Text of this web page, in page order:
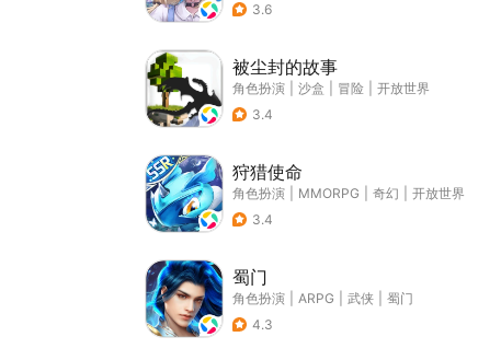
3.6
被尘封的故事
角色扮演 沙盒 冒险
开放世界
3.4
狩猎使命
角色扮演 MMORPG 奇幻
开放世界
3.4
蜀门
角色扮演 ARPG 武侠
蜀门
4.3